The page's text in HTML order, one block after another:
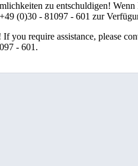
zu entschuldigen!
(0)30 - 81097 - 601 zur
you require assistance, please
- 601.